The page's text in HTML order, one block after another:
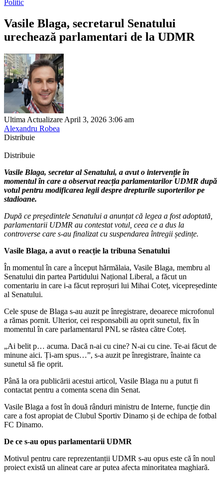
Politic
Vasile Blaga, secretarul Senatului
urechează parlamentari de la UDMR
Ultima Actualizare April 3, 2026 3:06 am
Alexandru Robea
Distribuie
Distribuie
Vasile Blaga, secretar al Senatului, a avut o intervenție în
momentul în care a observat reacția parlamentarilor UDMR după
votul pentru modificarea legii despre drepturile suporterilor pe
stadioane.
După ce președintele Senatului a anunțat că legea a fost adoptată,
parlamentarii UDMR au contestat votul, ceea ce a dus la
controverse care s-au finalizat cu suspendarea întregii ședințe.
Vasile Blaga, a avut o reacție la tribuna Senatului
În momentul în care a început hărmălaia, Vasile Blaga, membru al
Senatului din partea Partidului Național Liberal, a făcut un
comentariu in care i-a făcut reproșuri lui Mihai Coteț, vicepreședinte
al Senatului.
Cele spuse de Blaga s-au auzit pe înregistrare, deoarece microfonul
a rămas pornit. Ulterior, cei responsabili au oprit sunetul, fix în
momentul în care parlamentarul PNL se răstea către Coteț.
„Ai belit p… acuma. Dacă n-ai cu cine? N-ai cu cine. Te-ai făcut de
minune aici. Ți-am spus…”, s-a auzit pe înregistrare, înainte ca
sunetul să fie oprit.
Până la ora publicării acestui articol, Vasile Blaga nu a putut fi
contactat pentru a comenta scena din Senat.
Vasile Blaga a fost în două rânduri ministru de Interne, funcție din
care a fost apropiat de Clubul Sportiv Dinamo și de echipa de fotbal
FC Dinamo.
De ce s-au opus parlamentarii UDMR
Motivul pentru care reprezentanții UDMR s-au opus este că în noul
proiect există un alineat care ar putea afecta minoritatea maghiară.